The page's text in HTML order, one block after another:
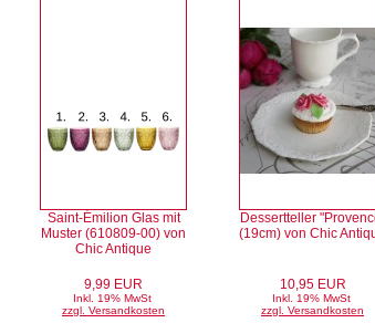
Saint-Émilion Glas mit
Muster (610809-00) von
Chic Antique
9,99 EUR
Inkl. 19% MwSt
zzgl. Versandkosten
Dessertteller
(19cm) von Chic
10,95 EUR
Inkl. 19% MwSt
zzgl. Versandkosten